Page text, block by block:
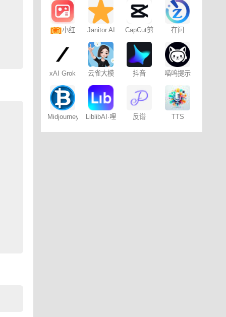
[新] 小红
记
Janitor AI
聊天
CapCut剪
在问
xAI Grok
云雀大模
抖音
– 免费
喵呜提示
Midjourney
LiblibAI·哩
反谱
TTS